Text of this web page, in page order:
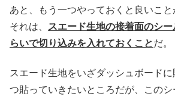
あと、もう一つやっておくと良いこと
それは、
スエード生地の接着面のシ
らいで切り込みを入れておくことだ。
スエード生地をいざダッシュボード
つ貼っていきたいところだが、この